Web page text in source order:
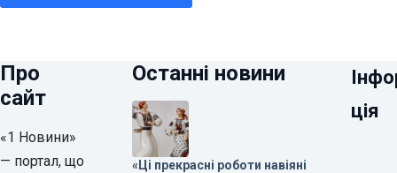
Про
сайт
«1 Новини»
— портал, що
Останні новини
«Ці прекрасні роботи навіяні
ція